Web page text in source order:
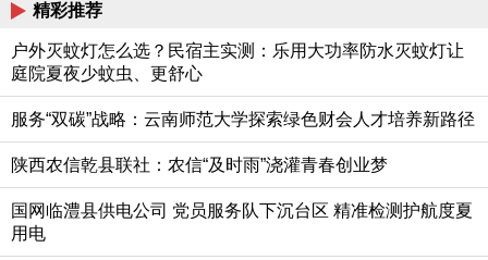
精彩推荐
户外灭蚊灯怎么选？民宿主实测：乐用大功率防水灭蚊灯让
庭院夏夜少蚊虫、更舒心
服务“双碳”战略：云南师范大学探索绿色财会人才培养新路径
陕西农信乾县联社：农信“及时雨”浇灌青春创业梦
国网临澧县供电公司 党员服务队下沉台区 精准检测护航度夏
用电